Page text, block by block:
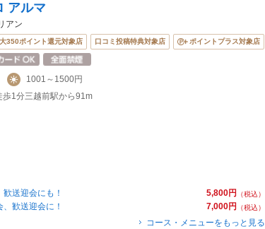
アルマ
アン
350ポイント還元対象店 口コミ投稿特典対象店 ポイントプラス対象店
1001～1500円
歩1分三越前駅から91m
5,800円
（税込）
送迎会にも！
7,000円
（税込）
歓送迎会に！
コース・メニューをもっと見る